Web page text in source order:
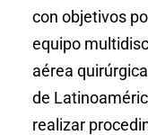
con objetivos
equipo
aérea
de
realizar